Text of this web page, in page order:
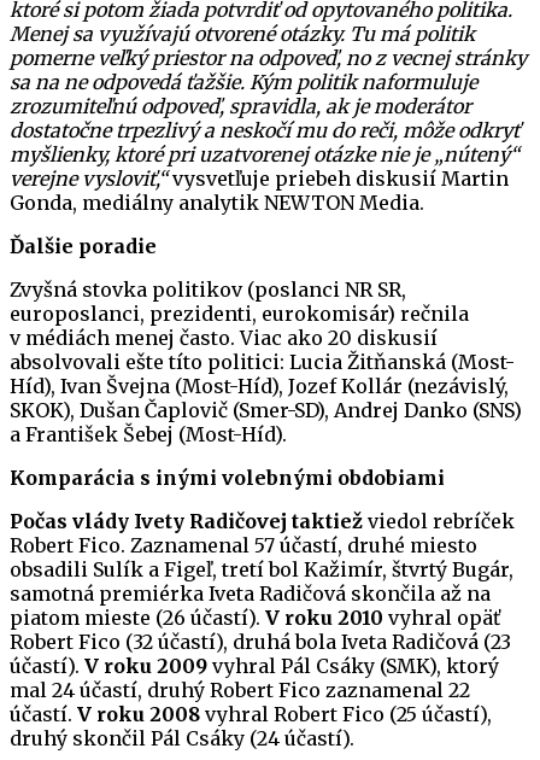
ktoré si potom žiada potvrdiť od opytovaného politika.
Menej sa využívajú otvorené otázky. Tu má politik
pomerne veľký priestor na odpoveď, no z vecnej stránky
sa na ne odpovedá ťažšie. Kým politik naformuluje
zrozumiteľnú odpoveď, spravidla, ak je moderátor
dostatočne trpezlivý a neskočí mu do reči, môže odkryť
myšlienky, ktoré pri uzatvorenej otázke nie je „nútený“
verejne vysloviť,“vysvetľuje priebeh diskusií Martin
Gonda, mediálny analytik NEWTON Media.
Ďalšie poradie
Zvyšná stovka politikov (poslanci NR SR,
europoslanci, prezidenti, eurokomisár) rečnila
v médiách menej často. Viac ako 20 diskusií
absolvovali ešte títo politici: Lucia Žitňanská (Most-
Híd), Ivan Švejna (Most-Híd), Jozef Kollár (nezávislý,
SKOK), Dušan Čaplovič (Smer-SD), Andrej Danko (SNS)
a František Šebej (Most-Híd).
Komparácia s inými volebnými obdobiami
Počas vlády Ivety Radičovej taktiež viedol rebríček
Robert Fico. Zaznamenal 57 účastí, druhé miesto
obsadili Sulík a Figeľ, tretí bol Kažimír, štvrtý Bugár,
samotná premiérka Iveta Radičová skončila až na
piatom mieste (26 účastí). V roku 2010 vyhral opäť
Robert Fico (32 účastí), druhá bola Iveta Radičová (23
účastí). V roku 2009 vyhral Pál Csáky (SMK), ktorý
mal 24 účastí, druhý Robert Fico zaznamenal 22
účastí. V roku 2008 vyhral Robert Fico (25 účastí),
druhý skončil Pál Csáky (24 účastí).